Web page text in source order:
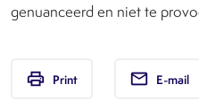
genuanceerd en niet te
print Print email E-mail